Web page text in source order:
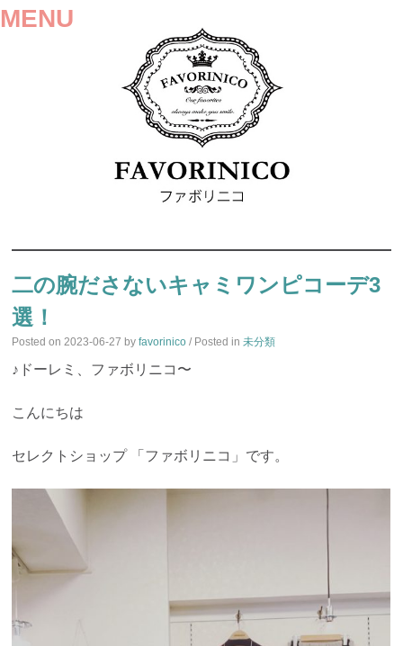
MENU
TO
二の腕ださないキャミワンピコーデ3
選！
Posted on2023-06-27 byfavorinico / Posted in未分類
♪ドーレミ、ファボリニコ〜
こんにちは
セレクトショップ 「ファボリニコ」です。